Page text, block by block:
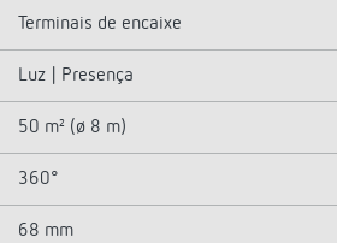
Terminais de encaixe
Luz | Presença
50 m² (ø 8 m)
360°
68 mm